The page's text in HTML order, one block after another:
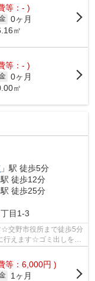
等：- )
0ヶ月
㎡
等：- )
0ヶ月
㎡
」駅 徒歩5分
駅 徒歩12分
駅 徒歩25分
丁目1-3
交野市役所まで徒歩5分
行えます☆ゴミ出しを楽
等：6,000円 )
1ヶ月